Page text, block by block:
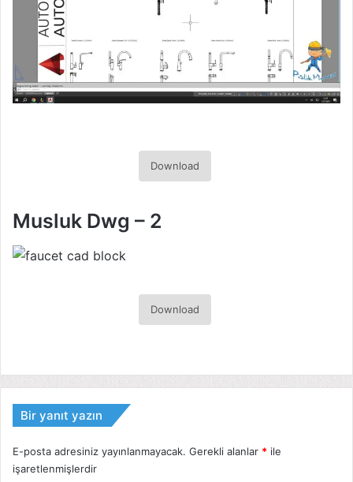
Download
Musluk Dwg – 2
Download
Bir yanıt yazın
E-posta adresiniz yayınlanmayacak. Gerekli alanlar * ile
işaretlenmişlerdir